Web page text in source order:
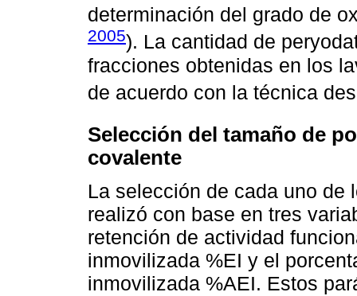
determinación del grado de
2005). La cantidad de
fracciones obtenidas en los
de acuerdo con la técnica
Selección del tamaño de
covalente
La selección de cada uno de
realizó con base en tres
retención de actividad
inmovilizada %EI y el
inmovilizada %AEI. Estos